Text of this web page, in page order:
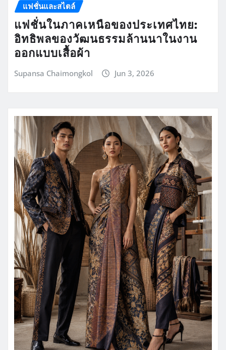
แฟชั่นและสไตล์
แฟชั่นในภาคเหนือของประเทศไทย:
อิทธิพลของวัฒนธรรมล้านนาในงาน
ออกแบบเสื้อผ้า
Supansa Chaimongkol Jun 3, 2026